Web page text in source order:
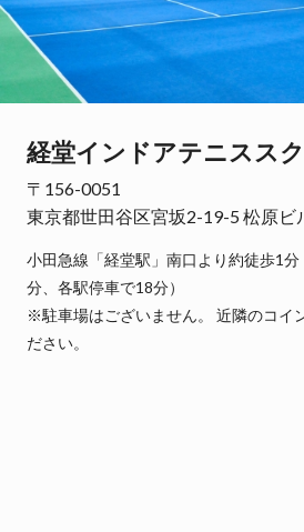
経堂インドアテニスス
〒156-0051
東京都世田谷区宮坂2-19-5 松原ビ
小田急線「経堂駅」南口より約徒歩1
分、各駅停車で18分）
※駐車場はございません。 近隣のコイ
ださい。